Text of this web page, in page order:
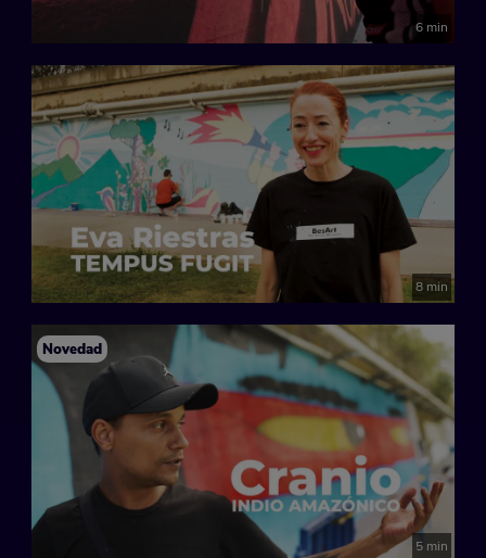
6 min
8 min
Novedad
5 min